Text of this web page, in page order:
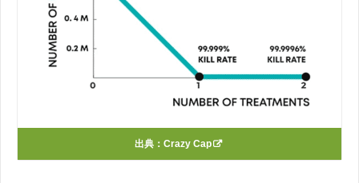
出典： Crazy Cap